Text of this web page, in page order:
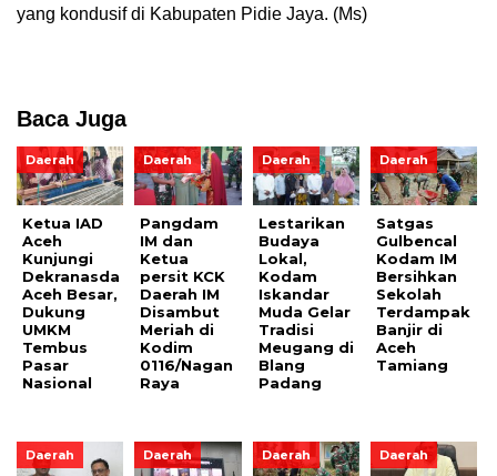
yang kondusif di Kabupaten Pidie Jaya. (Ms)
Baca Juga
Daerah
Ketua IAD
Aceh
Kunjungi
Dekranasda
Aceh Besar,
Dukung
UMKM
Tembus
Pasar
Nasional
Daerah
Pangdam
IM dan
Ketua
persit KCK
Daerah IM
Disambut
Meriah di
Kodim
0116/Nagan
Raya
Daerah
Lestarikan
Budaya
Lokal,
Kodam
Iskandar
Muda Gelar
Tradisi
Meugang di
Blang
Padang
Daerah
Satgas
Gulbencal
Kodam IM
Bersihkan
Sekolah
Terdampak
Banjir di
Aceh
Tamiang
Daerah Daerah Daerah Daerah